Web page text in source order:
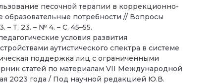
песочной терапии в коррекционно-
потребности // Вопросы
– Т. 23. – № 4. – С. 45–55.
условия развития
аутистического спектра в системе
поддержка лиц с ограниченными
статей по материалам VII Международной
2023 года / Под научной редакцией Ю.В.